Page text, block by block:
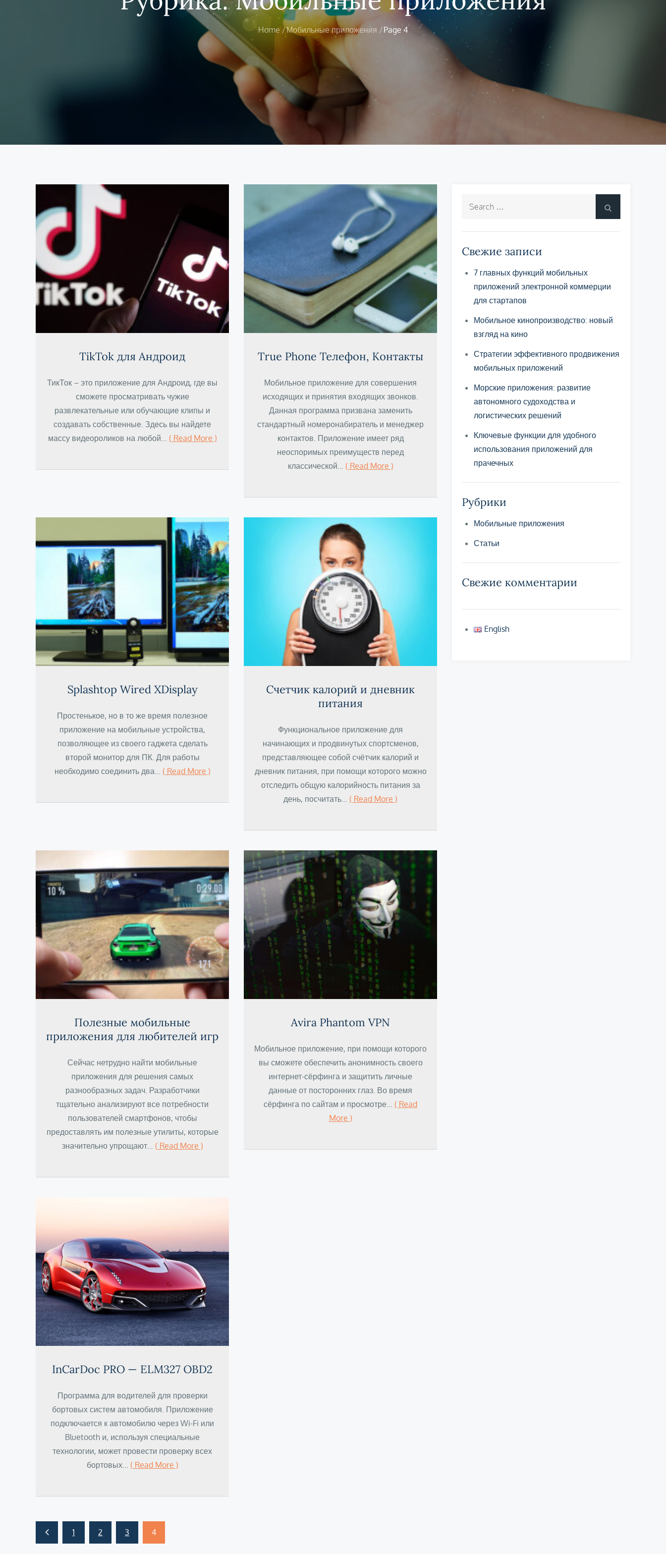
Home Мобильные приложения Page 4
TikTok для Андроид
ТикТок – это приложение для Андроид, где вы
сможете просматривать чужие
развлекательные или обучающие клипы и
создавать собственные. Здесь вы найдете
массу видеороликов на любой… ( Read More )
True Phone Телефон, Контакты
Мобильное приложение для совершения
исходящих и принятия входящих звонков.
Данная программа призвана заменить
стандартный номеронабиратель и менеджер
контактов. Приложение имеет ряд
неоспоримых преимуществ перед
классической… ( Read More )
Splashtop Wired XDisplay
Простенькое, но в то же время полезное
приложение на мобильные устройства,
позволяющее из своего гаджета сделать
второй монитор для ПК. Для работы
необходимо соединить два… ( Read More )
Счетчик калорий и дневник
питания
Функциональное приложение для
начинающих и продвинутых спортсменов,
представляющее собой счётчик калорий и
дневник питания, при помощи которого можно
отследить общую калорийность питания за
день, посчитать… ( Read More )
Полезные мобильные
приложения для любителей игр
Сейчас нетрудно найти мобильные
приложения для решения самых
разнообразных задач. Разработчики
тщательно анализируют все потребности
пользователей смартфонов, чтобы
предоставлять им полезные утилиты, которые
значительно упрощают… ( Read More )
Avira Phantom VPN
Мобильное приложение, при помощи которого
вы сможете обеспечить анонимность своего
интернет-сёрфинга и защитить личные
данные от посторонних глаз. Во время
сёрфинга по сайтам и просмотре… ( Read
More )
InCarDoc PRO — ELM327 OBD2
Программа для водителей для проверки
бортовых систем автомобиля. Приложение
подключается к автомобилю через Wi-Fi или
Bluetooth и, используя специальные
технологии, может провести проверку всех
бортовых… ( Read More )
Пагинация
1 2 3 4
Свежие записи
7 главных функций мобильных
приложений электронной коммерции
для стартапов
Мобильное кинопроизводство: новый
взгляд на кино
Стратегии эффективного продвижения
мобильных приложений
Морские приложения: развитие
автономного судоходства и
логистических решений
Ключевые функции для удобного
использования приложений для
прачечных
Рубрики
Мобильные приложения
Статьи
Свежие комментарии
English